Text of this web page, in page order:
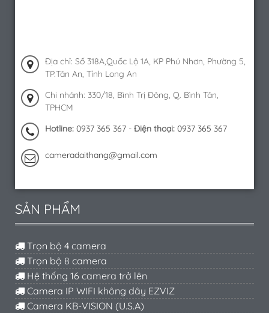
Địa chỉ: Số 318A,Quốc Lộ 1A, KP Phú Nhơn, Phường 5,
TP.Tân An, Tỉnh Long An
Chi nhánh: 330/18, Bình Trị Đông, Q. Bình Tân,
TPHCM
Hotline: 0937 365 367 - Điện thoại: 0937 365 367
cameradaithang@gmail.com
SẢN PHẨM
Trọn bộ 4 camera
Trọn bộ 8 camera
Hệ thống 16 camera trở lên
Camera IP WIFI không dây EZVIZ
Camera KB-VISION (U.S.A)